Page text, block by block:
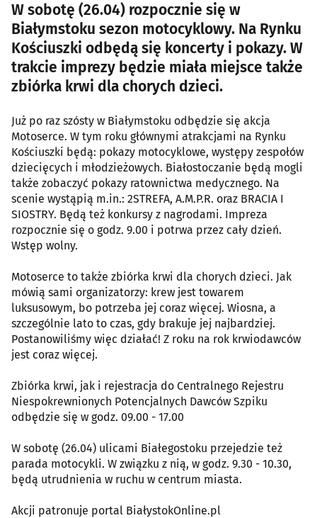
W sobotę (26.04) rozpocznie się w
Białymstoku sezon motocyklowy. Na Rynku
Kościuszki odbędą się koncerty i pokazy. W
trakcie imprezy będzie miała miejsce także
zbiórka krwi dla chorych dzieci.
Już po raz szósty w Białymstoku odbędzie się akcja
Motoserce. W tym roku głównymi atrakcjami na Rynku
Kościuszki będą: pokazy motocyklowe, występy zespołów
dziecięcych i młodzieżowych. Białostoczanie będą mogli
także zobaczyć pokazy ratownictwa medycznego. Na
scenie wystąpią m.in.: 2STREFA, A.M.P.R. oraz BRACIA I
SIOSTRY. Będą też konkursy z nagrodami. Impreza
rozpocznie się o godz. 9.00 i potrwa przez cały dzień.
Wstęp wolny.
Motoserce to także zbiórka krwi dla chorych dzieci. Jak
mówią sami organizatorzy: krew jest towarem
luksusowym, bo potrzeba jej coraz więcej. Wiosna, a
szczególnie lato to czas, gdy brakuje jej najbardziej.
Postanowiliśmy więc działać! Z roku na rok krwiodawców
jest coraz więcej.
Zbiórka krwi, jak i rejestracja do Centralnego Rejestru
Niespokrewnionych Potencjalnych Dawców Szpiku
odbędzie się w godz. 09.00 - 17.00
W sobotę (26.04) ulicami Białegostoku przejedzie też
parada motocykli. W związku z nią, w godz. 9.30 - 10.30,
będą utrudnienia w ruchu w centrum miasta.
Akcji patronuje portal BiałystokOnline.pl